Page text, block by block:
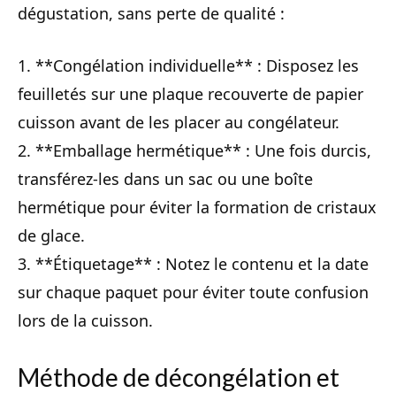
dégustation, sans perte de qualité :
1. **Congélation individuelle** : Disposez les
feuilletés sur une plaque recouverte de papier
cuisson avant de les placer au congélateur.
2. **Emballage hermétique** : Une fois durcis,
transférez-les dans un sac ou une boîte
hermétique pour éviter la formation de cristaux
de glace.
3. **Étiquetage** : Notez le contenu et la date
sur chaque paquet pour éviter toute confusion
lors de la cuisson.
Méthode de décongélation et